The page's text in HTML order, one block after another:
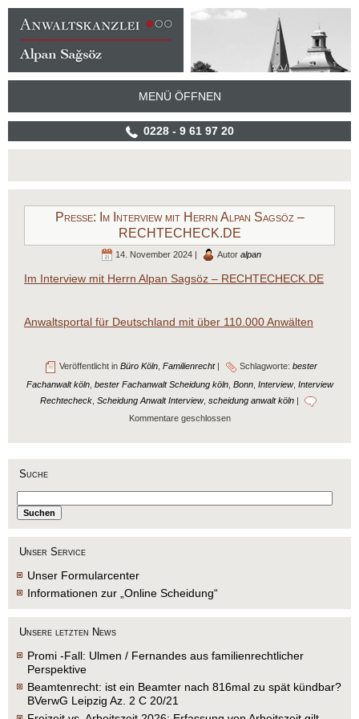
MENÜ ÖFFNEN
0228 - 9 61 97 20
Suche
Unser Service
Unser Formularcenter
Informationen zur „Online Scheidung“
Unsere letzten News
Promi -Fall: Ulmen / Fernandes aus familienrechtlicher
Perspektive
Beamtenrecht: ist ein Beamter nach 816mal zu spät kündbar?
BVerwG Leipzig Az. 2 C 20/21
Presse: Im Interview mit Herrn Alpan Sagsöz –
RECHTECHECK.DE
14. November 2024 | Autor alpan
Im Interview mit Herrn Alpan Sagsöz – RECHTECHECK.DE
Anwaltsportal für Deutschland mit über 110.000 Anwälten
Veröffentlicht in Büro Köln, Familienrecht| Schlagworte: bester
Fachanwalt köln, bester Fachanwalt Scheidung köln, Bonn, Interview, Interview
Rechtecheck Scheidung Anwalt Interview, scheidung anwalt köln |
Kommentare geschlossen